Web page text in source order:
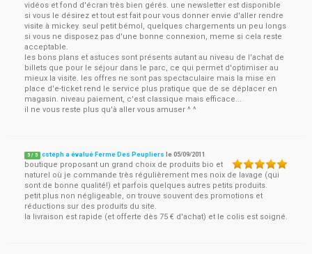
vidéos et fond d'écran très bien gérés. une newsletter est disponible
si vous le désirez et tout est fait pour vous donner envie d'aller rendre
visite à mickey. seul petit bémol, quelques chargements un peu longs
si vous ne disposez pas d'une bonne connexion, meme si cela reste
acceptable.
les bons plans et astuces sont présents autant au niveau de l'achat de
billets que pour le séjour dans le parc, ce qui permet d'optimiser au
mieux la visite. les offres ne sont pas spectaculaire mais la mise en
place d'e-ticket rend le service plus pratique que de se déplacer en
magasin. niveau paiement, c'est classique mais efficace...
il ne vous reste plus qu'à aller vous amuser ^ ^
5 / 5 csteph a évalué Ferme Des Peupliers le05/09/2011
boutique proposant un grand choix de produits bio et
naturel où je commande très régulièrement mes noix de lavage (qui
sont de bonne qualité!) et parfois quelques autres petits produits.
petit plus non négligeable, on trouve souvent des promotions et
réductions sur des produits du site.
la livraison est rapide (et offerte dès 75 € d'achat) et le colis est soigné.